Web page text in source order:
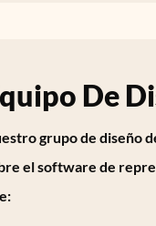
De
grupo de diseño
el software de